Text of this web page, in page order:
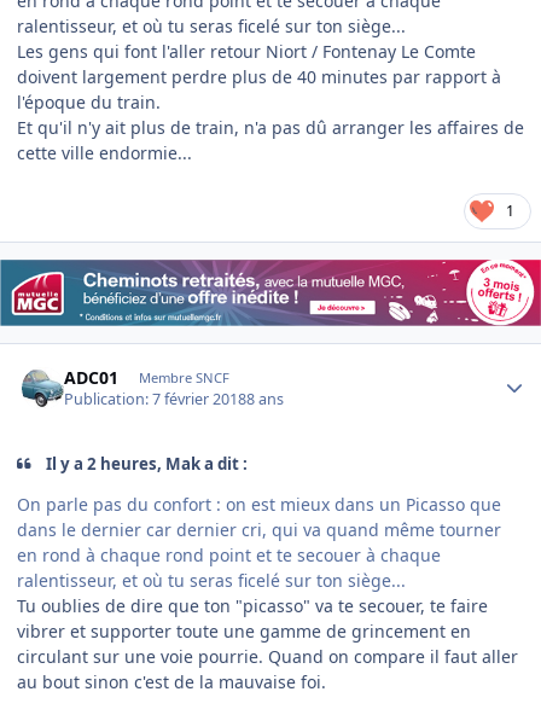
ralentisseur, et où tu seras ficelé sur ton siège...
Les gens qui font l'aller retour Niort / Fontenay Le Comte
doivent largement perdre plus de 40 minutes par rapport à
l'époque du train.
Et qu'il n'y ait plus de train, n'a pas dû arranger les affaires de
cette ville endormie...
1
ADC01 Membre SNCF
Publication:7 février 20188 ans
Il y a 2 heures, Mak a dit :
On parle pas du confort : on est mieux dans un Picasso que
dans le dernier car dernier cri, qui va quand même tourner
en rond à chaque rond point et te secouer à chaque
ralentisseur, et où tu seras ficelé sur ton siège...
Tu oublies de dire que ton "picasso" va te secouer, te faire
vibrer et supporter toute une gamme de grincement en
circulant sur une voie pourrie. Quand on compare il faut aller
au bout sinon c'est de la mauvaise foi.